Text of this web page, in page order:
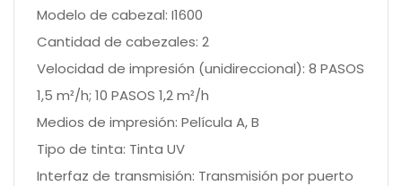
Modelo de cabezal: I1600
Cantidad de cabezales: 2
Velocidad de impresión (unidireccional): 8 PASOS
1,5 m²/h; 10 PASOS 1,2 m²/h
Medios de impresión: Película A, B
Tipo de tinta: Tinta UV
Interfaz de transmisión: Transmisión por puerto